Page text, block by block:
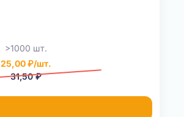
>1000 шт.
25,00 ₽/шт.
31,50 ₽